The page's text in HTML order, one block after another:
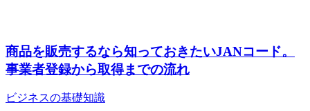
商品を販売するなら知っておきたいJANコード。
事業者登録から取得までの流れ
ビジネスの基礎知識